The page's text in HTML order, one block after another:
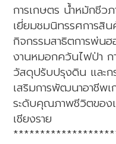
การเกษตร น้ำหมักชี
เยี่ยมชมนิทรรศการสิ
กิจกรรมสาธิตการพ่นฮ
งานหมอกควันไฟป่า ก
วัสดุปรับปรุงดิน และก
เสริมการพัฒนาอาชีพ
ระดับคุณภาพชีวิตของ
เชียงราย